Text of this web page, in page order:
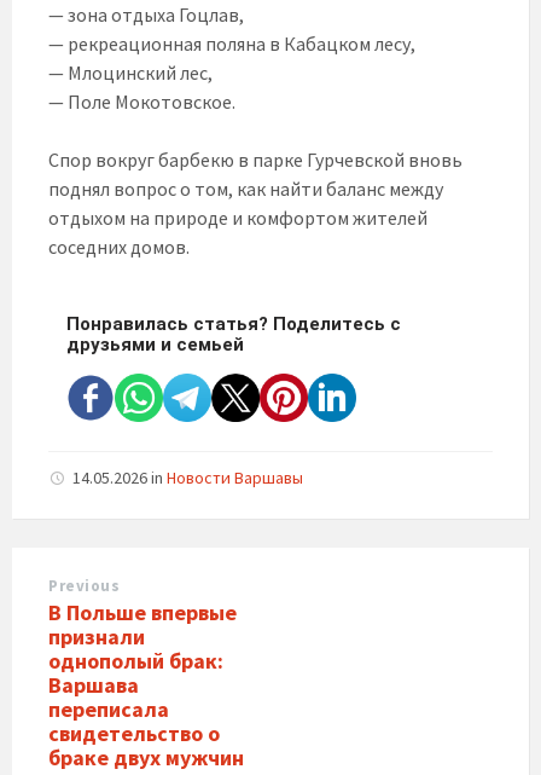
— зона отдыха Гоцлав,
— рекреационная поляна в Кабацком лесу,
— Млоцинский лес,
— Поле Мокотовское.
Спор вокруг барбекю в парке Гурчевской вновь
поднял вопрос о том, как найти баланс между
отдыхом на природе и комфортом жителей
соседних домов.
Понравилась статья? Поделитесь с
друзьями и семьей
14.05.2026in Новости Варшавы
Previous
В Польше впервые
признали
однополый брак:
Варшава
переписала
свидетельство о
браке двух мужчин